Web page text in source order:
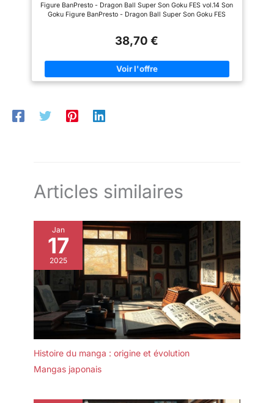
Figure BanPresto - Dragon Ball Super Son Goku FES vol.14 Son
Goku Figure BanPresto - Dragon Ball Super Son Goku FES
Super Son Goku FES vol.14 Son Goku Figure
38,70 €
Articles similaires
Jan
17
2025
Histoire du manga : origine et évolution
Mangas japonais